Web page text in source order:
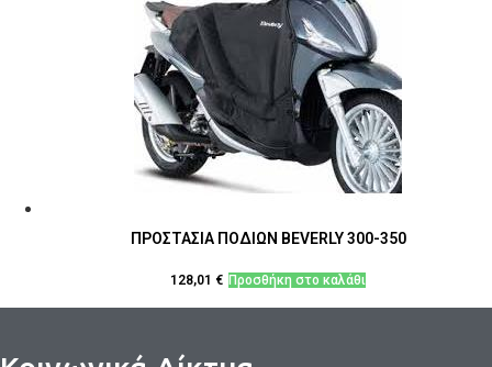
ΠΡΟΣΤΑΣΙΑ ΠΟΔΙΩΝ BEVERLY 300-350
128,01 € Προσθήκη στο καλάθι